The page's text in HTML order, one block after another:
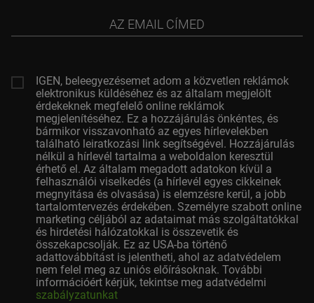
címed
IGEN, beleegyezésemet adom a közvetlen reklámok
elektronikus küldéséhez és az általam megjelölt
érdekeknek megfelelő online reklámok
megjelenítéséhez. Ez a hozzájárulás önkéntes, és
bármikor visszavonható az egyes hírlevelekben
található leiratkozási link segítségével. Hozzájárulás
nélkül a hírlevél tartalma a weboldalon keresztül
érhető el. Az általam megadott adatokon kívül a
felhasználói viselkedés (a hírlevél egyes cikkeinek
megnyitása és olvasása) is elemzésre kerül, a jobb
tartalomtervezés érdekében. Személyre szabott online
marketing céljából az adataimat más szolgáltatókkal
és hirdetési hálózatokkal is összevetik és
összekapcsolják. Ez az USA-ba történő
adattovábbítást is jelentheti, ahol az adatvédelem
nem felel meg az uniós előírásoknak. További
információért kérjük, tekintse meg adatvédelmi
szabályzatunkat